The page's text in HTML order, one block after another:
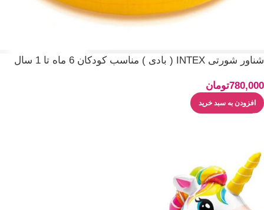
شناور شورتی INTEX ( بادی ) مناسب کودکان 6 ماه تا 1 سال
780,000تومان
افزودن به سبد خرید